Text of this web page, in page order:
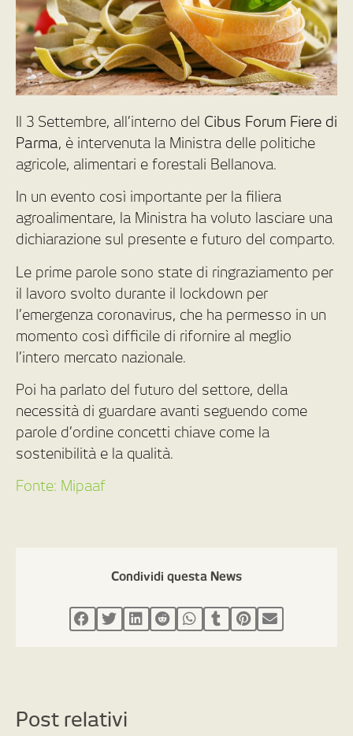
Il 3 Settembre, all’interno del Cibus Forum Fiere di
Parma, è intervenuta la Ministra delle politiche
agricole, alimentari e forestali Bellanova.
In un evento così importante per la filiera
agroalimentare, la Ministra ha voluto lasciare una
dichiarazione sul presente e futuro del comparto.
Le prime parole sono state di ringraziamento per
il lavoro svolto durante il lockdown per
l’emergenza coronavirus, che ha permesso in un
momento così difficile di rifornire al meglio
l’intero mercato nazionale.
Poi ha parlato del futuro del settore, della
necessità di guardare avanti seguendo come
parole d’ordine concetti chiave come la
sostenibilità e la qualità.
Fonte: Mipaaf
Condividi questa News
Post relativi